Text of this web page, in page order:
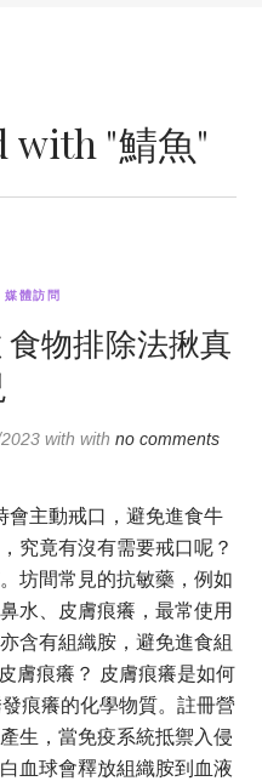
with "鯖魚"
媒體訪問
物排除法揪真
with with no comments
會主動戒口，避免進食牛
究竟有沒有需要戒口呢？
坊間常見的抗敏藥，例如
水、皮膚痕癢，最常使用
含有組織胺，避免進食組
膚痕癢？ 皮膚痕癢是如何
痕癢的化學物質。註冊營
生，當免疫系統抵禦入侵
血球會釋放組織胺到血液